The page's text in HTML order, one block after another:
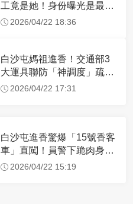
工竟是她！身份曝光是最美
禮生 一輩子不結婚
2026/04/22 18:36
白沙屯媽祖進香！交通部3
大運具聯防「神調度」疏運
32.1萬創新高
2026/04/22 17:31
白沙屯進香驚爆「15號香客
車」直闖！員警下跪肉身擋
車：讓行人先過
2026/04/22 15:19